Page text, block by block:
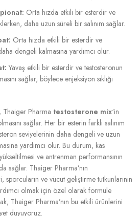
Orta hızda etkili bir esterdir ve
daha uzun süreli bir salınım sağlar.
Orta hızda etkili bir esterdir ve
dengeli kalmasına yardımcı olur.
Yavaş etkili bir esterdir ve testosteronun
sağlar, böylece enjeksiyon sıklığı
Thaiger Pharma testosterone mix‘in
sağlar. Her bir esterin farklı salınım
seviyelerinin daha dengeli ve uzun
yardımcı olur. Bu durum, kas
ve antrenman performansının
sağlar. Thaiger Pharma’nın
sporcuların ve vücut geliştirme tutkunlarının
olmak için özel olarak formüle
Thaiger Pharma’nın bu etkili ürünlerini
duyuyoruz.